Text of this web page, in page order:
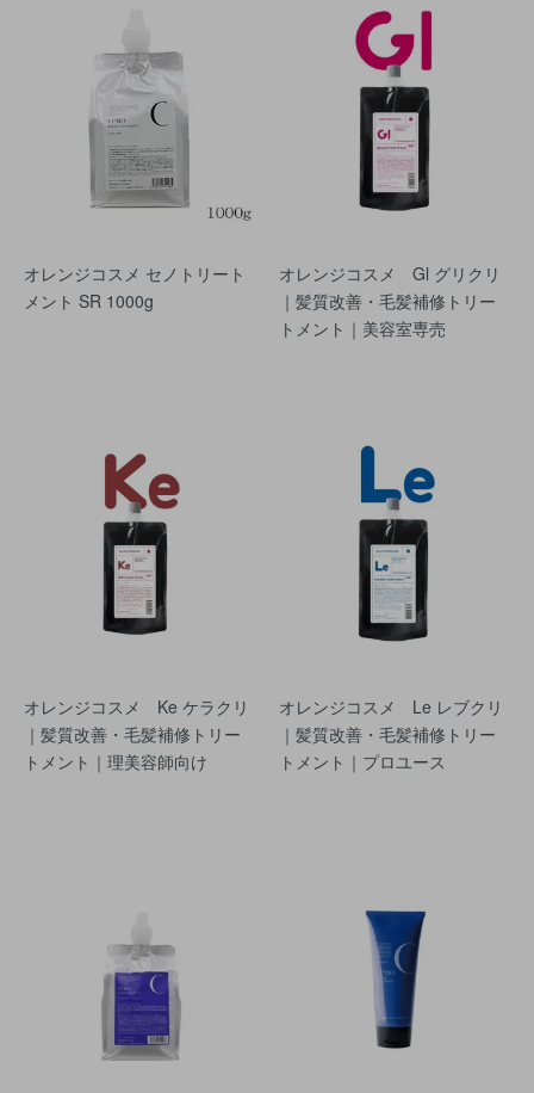
オレンジコスメ セノトリート
メント SR 1000g
オレンジコスメ Gl グリクリ
｜髪質改善・毛髪補修トリー
トメント｜美容室専売
オレンジコスメ Ke ケラクリ
｜髪質改善・毛髪補修トリー
トメント｜理美容師向け
オレンジコスメ Le レブクリ
｜髪質改善・毛髪補修トリー
トメント｜プロユース